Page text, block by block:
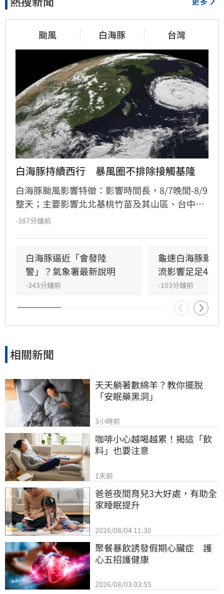
颱風 白海豚 台灣
白海豚持續西行　暴風圈不排除接觸基隆
白海豚颱風影響特徵：影響時間長，8/7晚間-8/9
整天；主要影響北北基桃竹苗及其山區、台中南
投山區；週六深夜-週日早上距離陸地最近，影響
-387分鐘前
白海豚逼近「會發陸
警」？氣象署最新說明
-343分鐘前
龜速白海豚颱
流影響足足48
-103分鐘前
相關新聞
天天躺著數綿羊？教你擺脫
「安眠藥黑洞」
3小時前
咖啡小心越喝越累！揭這「飲
料」也要注意
1天前
爸爸夜間育兒3大好處，有助全
家睡眠提升
2026/08/04 11:30
聚餐暴飲誘發假期心臟症　護
心五招護健康
2026/08/03 03:55